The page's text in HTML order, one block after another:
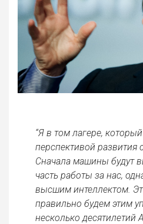
“Я в том лагере,
перспективой развития
Сначала машины будут
часть работы за нас,
высшим интеллектом.
правильно будем этим
несколько десятилетий